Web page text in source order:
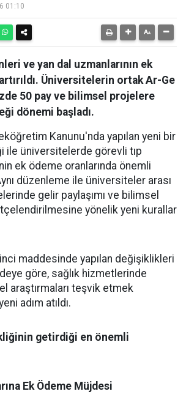
01:10
ve yan dal uzmanlarının ek
Üniversitelerin ortak Ar-Ge
50 pay ve bilimsel projelere
dönemi başladı.
Kanunu'nda yapılan yeni bir
ile üniversitelerde görevli tıp
ek ödeme oranlarında önemli
düzenleme ile üniversiteler arası
gelir paylaşımı ve bilimsel
yönelik yeni kurallar
maddesinde yapılan değişiklikleri
göre, sağlık hizmetlerinde
araştırmaları teşvik etmek
adım atıldı.
getirdiği en önemli
Ek Ödeme Müjdesi